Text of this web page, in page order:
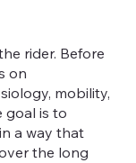
rider. Before
on
mobility,
goal is to
a way that
the long